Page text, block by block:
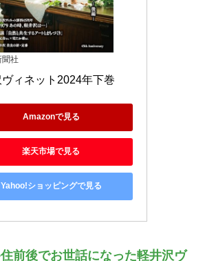
社
ィネット2024年下巻
Amazonで見る
楽天市場で見る
Yahoo!ショッピングで見る
住前後でお世話になった軽井沢ヴ